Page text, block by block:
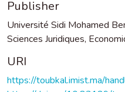
Publisher
Université Sidi Mohamed
Sciences Juridiques,
URI
https://toubkal.imist.ma/